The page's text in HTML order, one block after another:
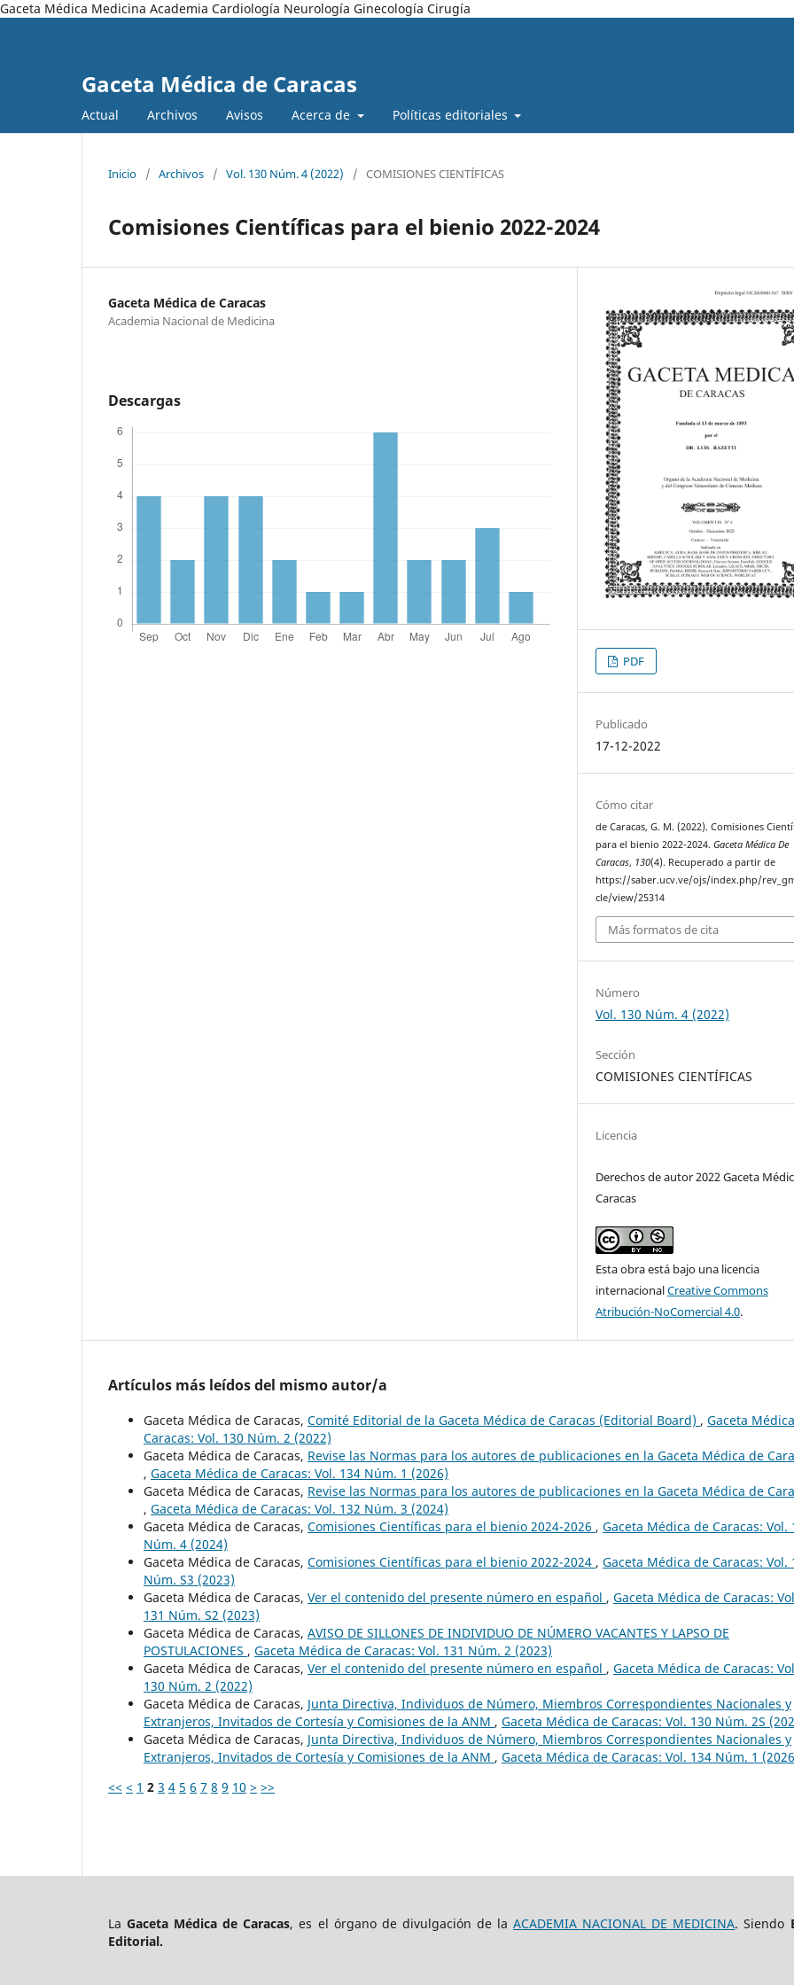
Gaceta Médica Medicina Academia Cardiología Neurología Ginecología Cirugía
Gaceta Médica de Caracas
Actual Archivos Avisos Acerca de Políticas editoriales
Inicio / Archivos / Vol. 130 Núm. 4 (2022) / COMISIONES CIENTÍFICAS
Comisiones Científicas para el bienio 2022-2024
Gaceta Médica de Caracas
Academia Nacional de Medicina
Descargas
PDF
Publicado
17-12-2022
Cómo citar
de Caracas, G. M. (2022). Comisiones
para el bienio 2022-2024.Gaceta Médica De
Caracas, 130(4). Recuperado a partir de
https://saber.ucv.ve/ojs/index.php/
cle/view/25314
Más formatos de cita
Número
Vol. 130 Núm. 4 (2022)
Sección
COMISIONES CIENTÍFICAS
Licencia
Derechos de autor 2022 Gaceta
Caracas
Esta obra está bajo una licencia
internacionalCreative Commons
Atribución-NoComercial 4.0.
Artículos más leídos del mismo autor/a
Gaceta Médica de Caracas, Comité Editorial de la Gaceta Médica de Caracas (Editorial Board) , Gaceta
Caracas: Vol. 130 Núm. 2 (2022)
Gaceta Médica de Caracas, Revise las Normas para los autores de publicaciones en la Gaceta Médica de
, Gaceta Médica de Caracas: Vol. 134 Núm. 1 (2026)
Gaceta Médica de Caracas, Revise las Normas para los autores de publicaciones en la Gaceta Médica de
, Gaceta Médica de Caracas: Vol. 132 Núm. 3 (2024)
Gaceta Médica de Caracas, Comisiones Científicas para el bienio 2024-2026 , Gaceta Médica de Caracas: Vol.
Núm. 4 (2024)
Gaceta Médica de Caracas, Comisiones Científicas para el bienio 2022-2024 , Gaceta Médica de Caracas: Vol.
Núm. S3 (2023)
Gaceta Médica de Caracas, Ver el contenido del presente número en español , Gaceta Médica de Caracas:
131 Núm. S2 (2023)
Gaceta Médica de Caracas, AVISO DE SILLONES DE INDIVIDUO DE NÚMERO VACANTES Y LAPSO DE
POSTULACIONES , Gaceta Médica de Caracas: Vol. 131 Núm. 2 (2023)
Gaceta Médica de Caracas, Ver el contenido del presente número en español , Gaceta Médica de Caracas:
130 Núm. 2 (2022)
Gaceta Médica de Caracas, Junta Directiva, Individuos de Número, Miembros Correspondientes Nacionales y
Extranjeros, Invitados de Cortesía y Comisiones de la ANM , Gaceta Médica de Caracas: Vol. 130 Núm. 2S
Gaceta Médica de Caracas, Junta Directiva, Individuos de Número, Miembros Correspondientes Nacionales y
Extranjeros, Invitados de Cortesía y Comisiones de la ANM , Gaceta Médica de Caracas: Vol. 134 Núm. 1
<< < 1 2 3 4 5 6 7 8 9 10 > >>
LaGaceta Médica de Caracas, es el órgano de divulgación de laACADEMIA NACIONAL DE MEDICINA. Siendo
Editorial.